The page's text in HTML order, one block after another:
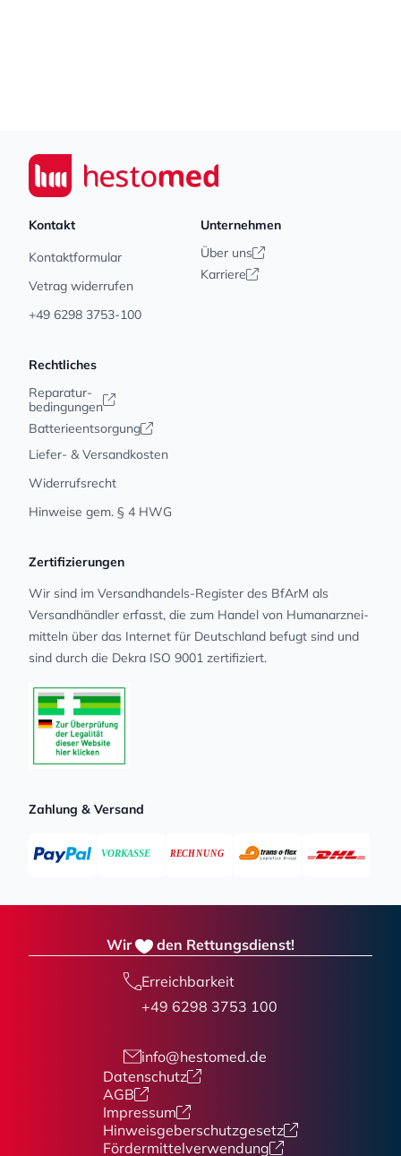
Seiwert GmbH
Kontakt
Kontaktformular
Vetrag widerrufen
+49 6298 3753-100
Unternehmen
Über uns
Karriere
Rechtliches
Reparatur-
bedingungen
Batterieentsorgung
Liefer- & Versandkosten
Widerrufsrecht
Hinweise gem. § 4 HWG
Zertifizierungen
Wir sind im Versandhandels-Register des BfArM als
Versandhändler erfasst, die zum Handel von Human­arz­nei­
mit­teln über das Internet für Deutschland befugt sind und
sind durch die Dekra ISO 9001 zertifiziert.
Zahlung & Versand
Wir den Rettungsdienst!
Erreichbarkeit
+49 6298 3753 100
info@hestomed.de
Datenschutz
AGB
Impressum
Hinweisgeberschutzgesetz
Fördermittelverwendung